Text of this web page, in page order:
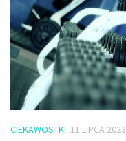
CIEKAWOSTKI 11 LIPCA 2023